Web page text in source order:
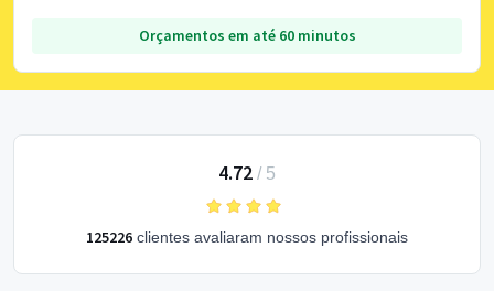
Orçamentos em até 60 minutos
4.72 / 5
125226 clientes avaliaram nossos profissionais